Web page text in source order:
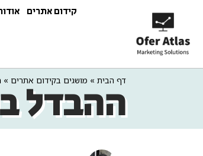
קידום אתרים
דף הבית » מושגים בקידום אתרים » ההבדל